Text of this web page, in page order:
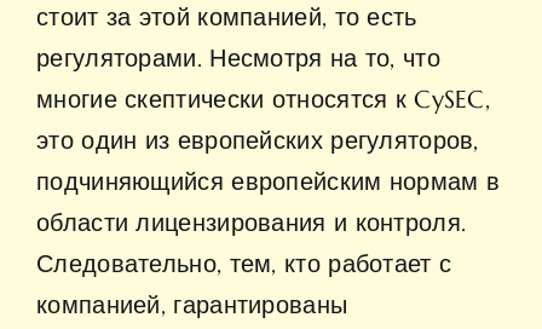
стоит за этой компанией, то есть
регуляторами. Несмотря на то, что
многие скептически относятся к CySEC,
это один из европейских регуляторов,
подчиняющийся европейским нормам в
области лицензирования и контроля.
Следовательно, тем, кто работает с
компанией, гарантированы